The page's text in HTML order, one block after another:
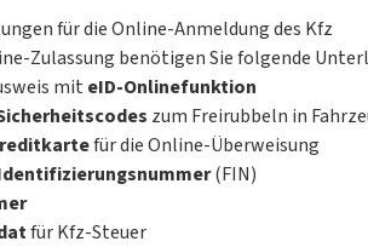
für die Online-Anmeldung des Kfz
Zulassung benötigen Sie folgende
mit eID-Onlinefunktion
zum Freirubbeln in
für die Online-Überweisung
(FIN)
für Kfz-Steuer